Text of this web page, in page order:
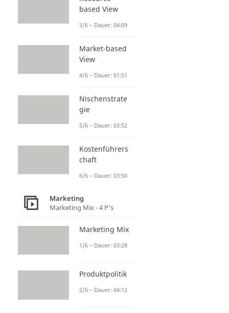
based View
3/6 – Dauer: 04:09
Market-based
View
4/6 – Dauer: 01:51
Nischenstrate
gie
5/6 – Dauer: 03:52
Kostenführers
chaft
6/6 – Dauer: 03:50
Marketing
Marketing Mix - 4 P's
Marketing Mix
1/6 – Dauer: 03:28
Produktpolitik
2/6 – Dauer: 04:12